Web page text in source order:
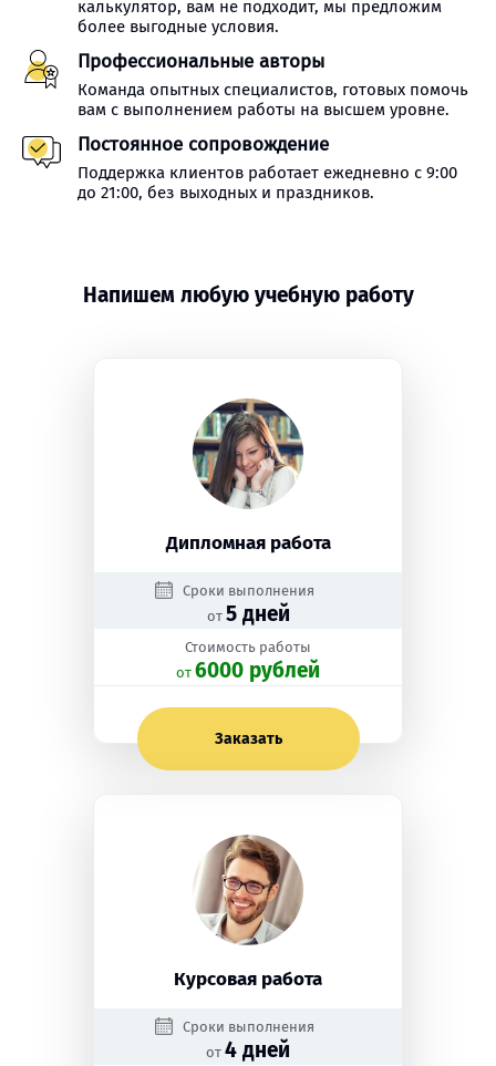
калькулятор, вам не подходит, мы предложим
более выгодные условия.
Профессиональные авторы
Команда опытных специалистов, готовых помочь
вам с выполнением работы на высшем уровне.
Постоянное сопровождение
Поддержка клиентов работает ежедневно с 9:00
до 21:00, без выходных и праздников.
Напишем любую учебную работу
Дипломная работа
Сроки выполнения
от 5 дней
Стоимость работы
oт 6000 рублей
Заказать
Курсовая работа
Сроки выполнения
от 4 дней